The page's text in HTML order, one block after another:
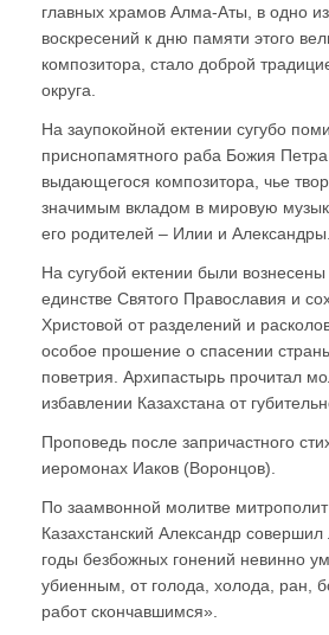
главных храмов Алма-Аты, в одно
воскресений к дню памяти этого
композитора, стало доброй
округа.
На заупокойной ектении сугубо
приснопамятного раба Божия Петра
выдающегося композитора, чье
значимым вкладом в мировую
его родителей – Илии и Александры.
На сугубой ектении были
единстве Святого Православия и
Христовой от разделений и
особое прошение о спасении
поветрия. Архипастырь прочитал
избавлении Казахстана от
Проповедь после запричастного
иеромонах Иаков (Воронцов).
По заамвонной молитве
Казахстанский Александр
годы безбожных гонений невинно
убиенным, от голода, холода, ран,
работ скончавшимся».